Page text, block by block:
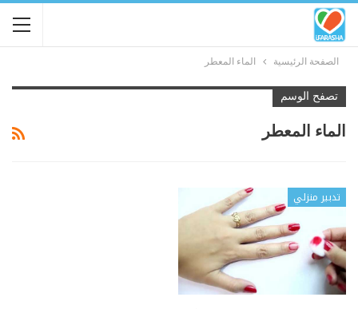
الصفحة الرئيسية الماء المعطر
تصفح الوسم
الماء المعطر
تدبير منزلي